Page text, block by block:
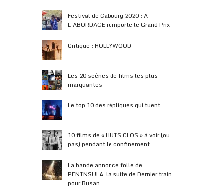
Festival de Cabourg 2020 : A
L’ABORDAGE remporte le Grand Prix
Critique : HOLLYWOOD
Les 20 scènes de films les plus
marquantes
Le top 10 des répliques qui tuent
10 films de « HUIS CLOS » à voir (ou
pas) pendant le confinement
La bande annonce folle de
PENINSULA, la suite de Dernier train
pour Busan